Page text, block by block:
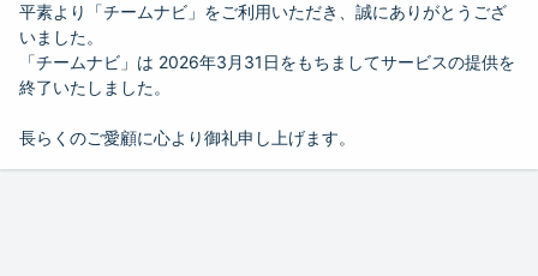
平素より「チームナビ」をご利用いただき、誠にありがとうござ
いました。
「チームナビ」は 2026年3月31日をもちましてサービスの提供を
終了いたしました。
長らくのご愛顧に心より御礼申し上げます。